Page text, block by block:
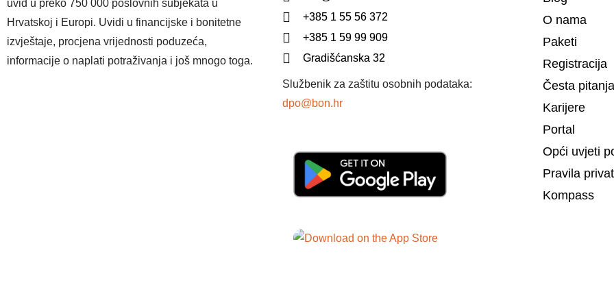
uvid u preko 750 000 poslovnih subjekata u
Hrvatskoj i Europi. Uvidi u financijske i bonitetne
izvještaje, procjena vrijednosti poduzeća,
informacije o naplati potraživanja i još mnogo toga.
+385 1 55 56 372
+385 1 59 99 909
Gradišćanska 32
Službenik za zaštitu osobnih podataka:
dpo@bon.hr
O nama
Paketi
Registracija
Česta pitanja
Karijere
Portal
Opći uvjeti
Pravila
Kompass